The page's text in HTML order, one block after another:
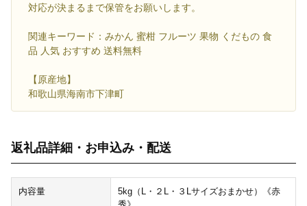
対応が決まるまで保管をお願いします。
関連キーワード：みかん 蜜柑 フルーツ 果物 くだもの 食
品 人気 おすすめ 送料無料
【原産地】
和歌山県海南市下津町
返礼品詳細・お申込み・配送
内容量
5kg（L・２L・３Lサイズおまかせ）《赤